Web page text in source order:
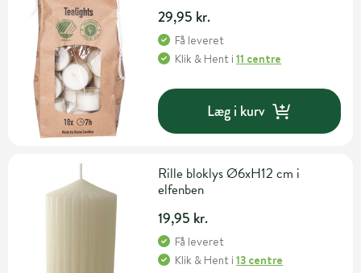
29,95 kr.
Få leveret
Klik & Hent i11 centre
Læg i kurv
Rille bloklys Ø6xH12 cm i
elfenben
19,95 kr.
Få leveret
Klik & Hent i13 centre